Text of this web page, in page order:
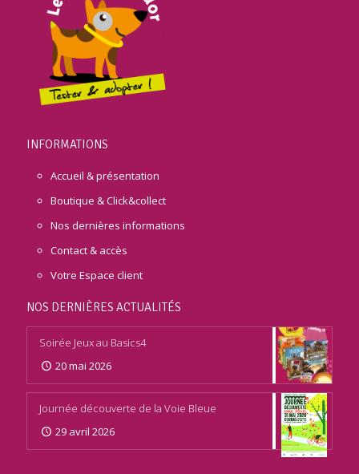
INFORMATIONS
Accueil & présentation
Boutique & Click&collect
Nos dernières informations
Contact & accès
Votre Espace client
NOS DERNIÈRES ACTUALITÉS
Soirée Jeux au Basics4
20 mai 2026
Journée découverte de la Voie Bleue
29 avril 2026